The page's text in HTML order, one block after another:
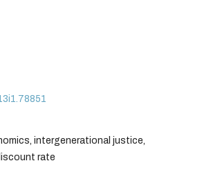
intergenerational justice,
rate